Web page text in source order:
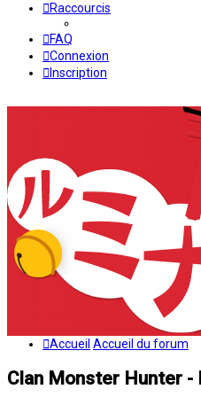
Raccourcis
FAQ
Connexion
Inscription
Accueil Accueil du forum
Clan Monster Hunter